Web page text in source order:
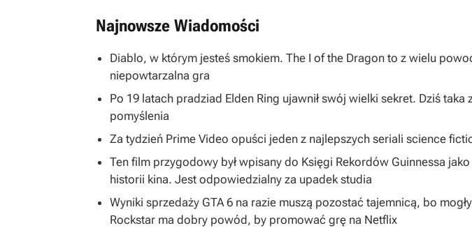
Najnowsze Wiadomości
Diablo, w którym jesteś smokiem. The I of the Dragon to z wielu
niepowtarzalna gra
Po 19 latach pradziad Elden Ring ujawnił swój wielki sekret. Dziś taka
pomyślenia
Za tydzień Prime Video opuści jeden z najlepszych seriali science
Ten film przygodowy był wpisany do Księgi Rekordów Guinnessa
historii kina. Jest odpowiedzialny za upadek studia
Wyniki sprzedaży GTA 6 na razie muszą pozostać tajemnicą, bo
Rockstar ma dobry powód, by promować grę na Netflix